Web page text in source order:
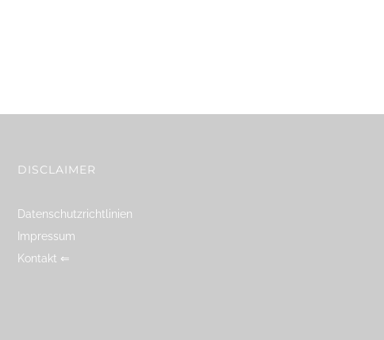
DISCLAIMER
Datenschutzrichtlinien
Impressum
Kontakt ⇐